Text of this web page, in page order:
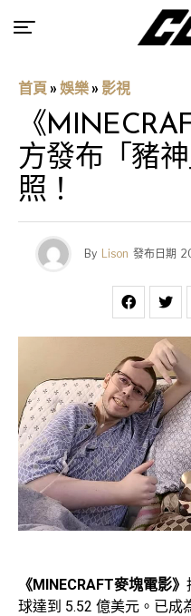
首頁 » 娛樂 » 影視
《
方發布「豬
照！
By Lison 發布日期
《MINECRAFT麥塊電影》
球達到 5.52 億美元。已成